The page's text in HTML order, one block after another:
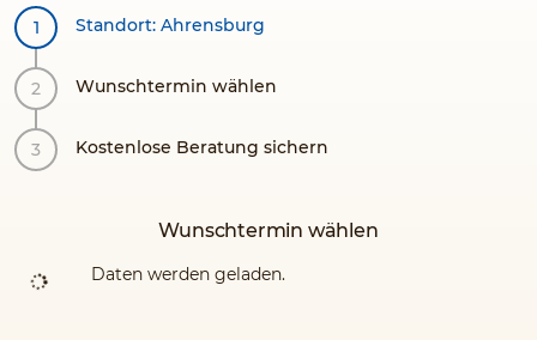
Standort: Ahrensburg
Wunschtermin wählen
Kostenlose Beratung sichern
Wunschtermin wählen
Daten werden geladen.